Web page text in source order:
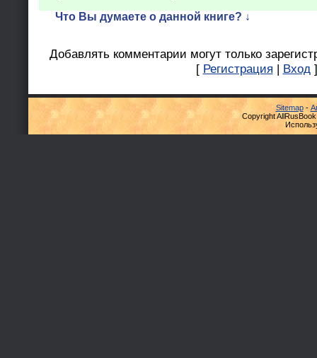
Что Вы думаете о данной книге? ↓
Добавлять комментарии могут только
[ Регистрация | Вход ]
Sitemap-
Copyright